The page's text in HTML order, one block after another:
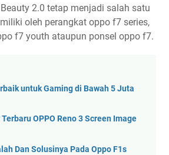
2.0 tetap menjadi salah satu
oleh perangkat oppo f7 series,
f7 youth ataupun ponsel oppo f7.
untuk Gaming di Bawah 5 Juta
OPPO Reno 3 Screen Image
Dan Solusinya Pada Oppo F1s